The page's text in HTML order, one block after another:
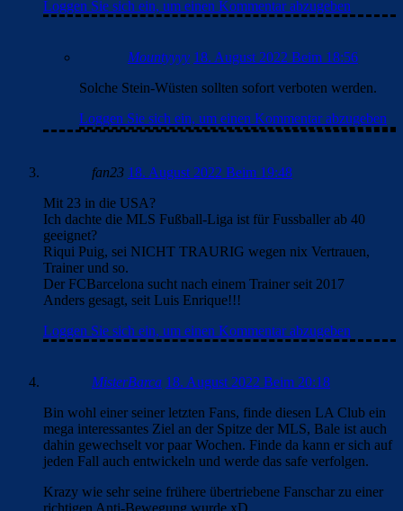
Loggen Sie sich ein, um einen Kommentar abzugeben
Mountyyyy 18. August 2022 Beim 18:56
Solche Stein-Wüsten sollten sofort verboten werden.
Loggen Sie sich ein, um einen Kommentar abzugeben
fan23 18. August 2022 Beim 19:48
Mit 23 in die USA?
Ich dachte die MLS Fußball-Liga ist für Fussballer ab 40
geeignet?
Riqui Puig, sei NICHT TRAURIG wegen nix Vertrauen,
Trainer und so.
Der FCBarcelona sucht nach einem Trainer seit 2017
Anders gesagt, seit Luis Enrique!!!
Loggen Sie sich ein, um einen Kommentar abzugeben
MisterBarca 18. August 2022 Beim 20:18
Bin wohl einer seiner letzten Fans, finde diesen LA Club ein
mega interessantes Ziel an der Spitze der MLS, Bale ist auch
dahin gewechselt vor paar Wochen. Finde da kann er sich auf
jeden Fall auch entwickeln und werde das safe verfolgen.
Krazy wie sehr seine frühere übertriebene Fanschar zu einer
richtigen Anti-Bewegung wurde xD